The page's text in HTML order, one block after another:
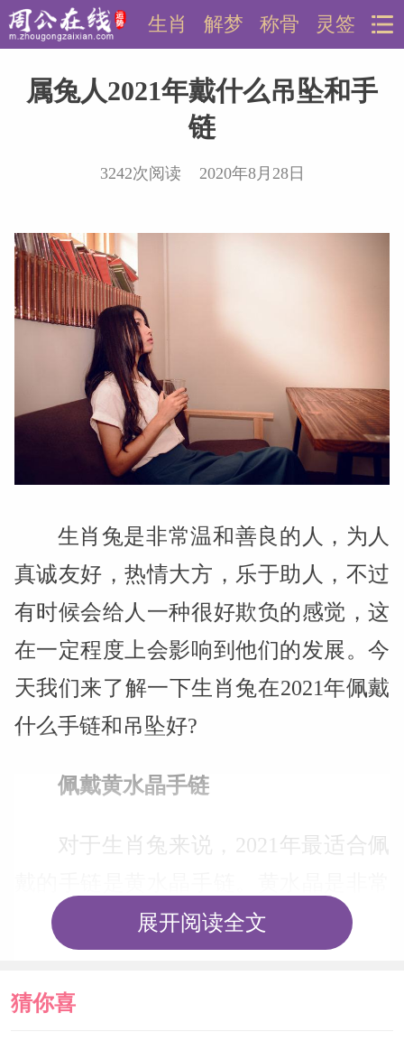
灵签
称骨
解梦
生肖
属兔人2021年戴什么吊坠和手
链
3242次阅读 2020年8月28日
生肖兔是非常温和善良的人，为人
真诚友好，热情大方，乐于助人，不过
有时候会给人一种很好欺负的感觉，这
在一定程度上会影响到他们的发展。今
天我们来了解一下生肖兔在2021年佩戴
什么手链和吊坠好?
佩戴黄水晶手链
对于生肖兔来说，2021年最适合佩
强大的宝石，不仅有对人体有益的微量
合。在黄水晶的作用之下，生肖兔整个
展开阅读全文
猜你喜